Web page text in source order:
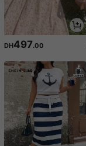
DH497.00